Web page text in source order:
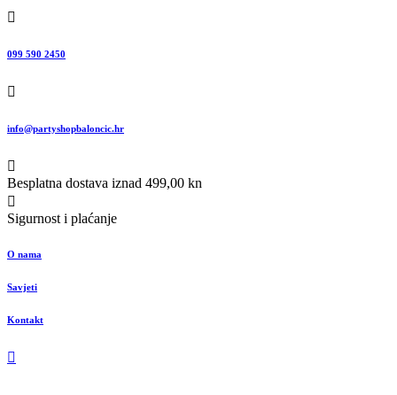
099 590 2450
info@partyshopbaloncic.hr
Besplatna dostava iznad 499,00 kn
Sigurnost i plaćanje
O nama
Savjeti
Kontakt